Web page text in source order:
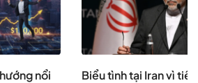
nổi
Biểu tình tại Iran vì